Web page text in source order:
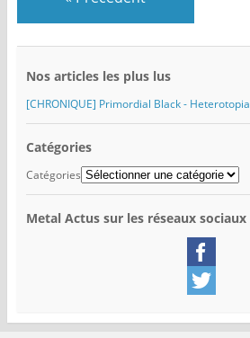
Nos articles les plus lus
[CHRONIQUE] Primordial Black - Heterotopia
Catégories
Catégories
Metal Actus sur les réseaux sociaux